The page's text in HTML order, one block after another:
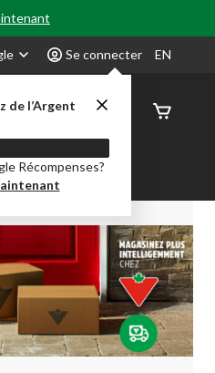
Se connecter
de l’Argent
Récompenses?
EN
de
Centre-auto